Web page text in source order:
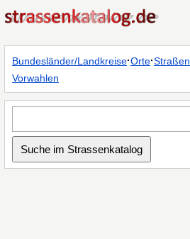
Bundesländer/Landkreise·Orte·Straßen
Vorwahlen